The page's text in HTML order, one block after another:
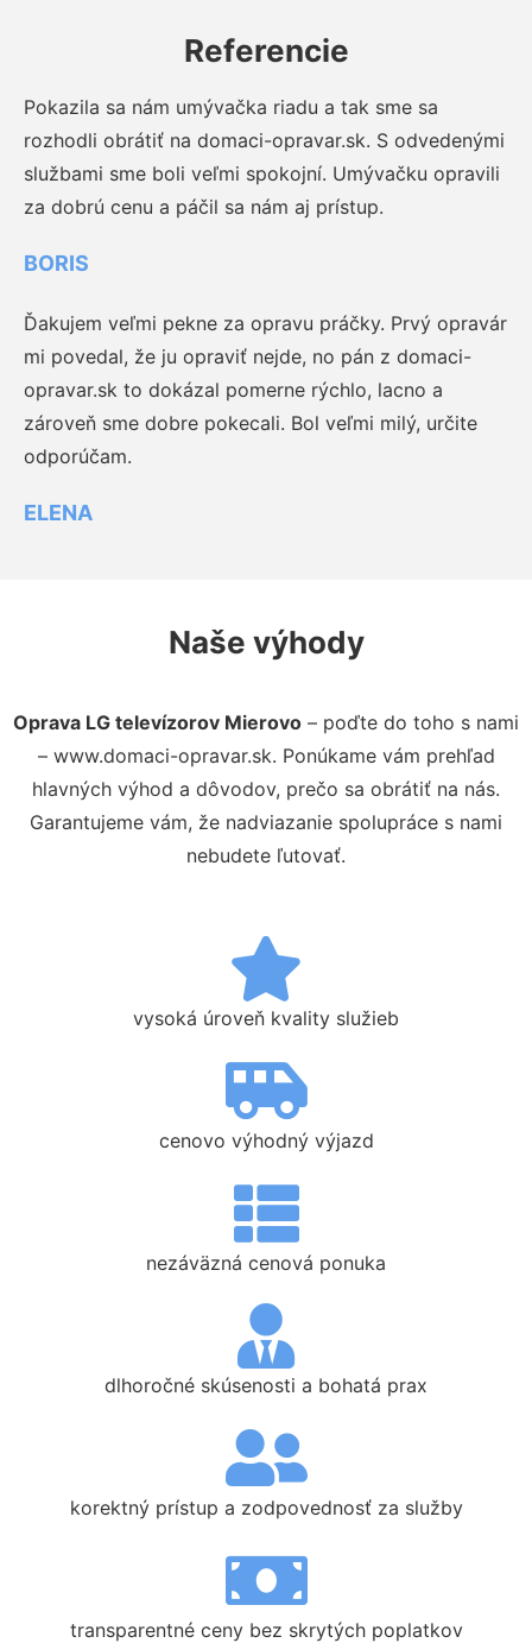
Referencie
Pokazila sa nám umývačka riadu a tak sme sa
rozhodli obrátiť na domaci-opravar.sk. S odvedenými
službami sme boli veľmi spokojní. Umývačku opravili
za dobrú cenu a páčil sa nám aj prístup.
BORIS
Ďakujem veľmi pekne za opravu práčky. Prvý opravár
mi povedal, že ju opraviť nejde, no pán z domaci-
opravar.sk to dokázal pomerne rýchlo, lacno a
zároveň sme dobre pokecali. Bol veľmi milý, určite
odporúčam.
ELENA
Naše výhody
Oprava LG televízorov Mierovo – poďte do toho s nami
– www.domaci-opravar.sk. Ponúkame vám prehľad
hlavných výhod a dôvodov, prečo sa obrátiť na nás.
Garantujeme vám, že nadviazanie spolupráce s nami
nebudete ľutovať.
vysoká úroveň kvality služieb
cenovo výhodný výjazd
nezáväzná cenová ponuka
dlhoročné skúsenosti a bohatá prax
korektný prístup a zodpovednosť za služby
transparentné ceny bez skrytých poplatkov